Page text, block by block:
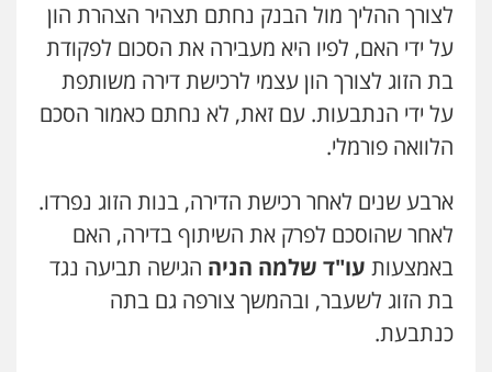
0546657865
אלי אונגר משרד עו"ד
פשיעה חמורה
עסקים
0507302623
עו"ד מעיין שמחון
פלילי מעצרים וחקירות עורכי דין לענייני
אסירים
0587604050
לצורך ההליך מול הבנק נחתם תצהיר הצהרת הון
על ידי האם, לפיו היא מעבירה את הסכום לפקודת
בת הזוג לצורך הון עצמי לרכישת דירה משותפת
על ידי הנתבעות. עם זאת, לא נחתם כאמור הסכם
הלוואה פורמלי.
ארבע שנים לאחר רכישת הדירה, בנות הזוג נפרדו.
לאחר שהוסכם לפרק את השיתוף בדירה, האם
באמצעות עו"ד שלמה הניה הגישה תביעה נגד
בת הזוג לשעבר, ובהמשך צורפה גם בתה
כנתבעת.